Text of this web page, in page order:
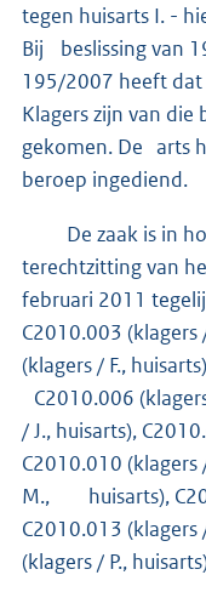
tegen huisarts I. -
Bij beslissing van
195/2007 heeft
Klagers zijn van die
gekomen. De arts
beroep ingediend.
De zaak is in
terechtzitting van
februari 2011
C2010.003
(klagers / F.,
C2010.006
/ J., huisarts),
C2010.010 (klagers
M., huisarts),
C2010.013 (klagers
(klagers / P.,